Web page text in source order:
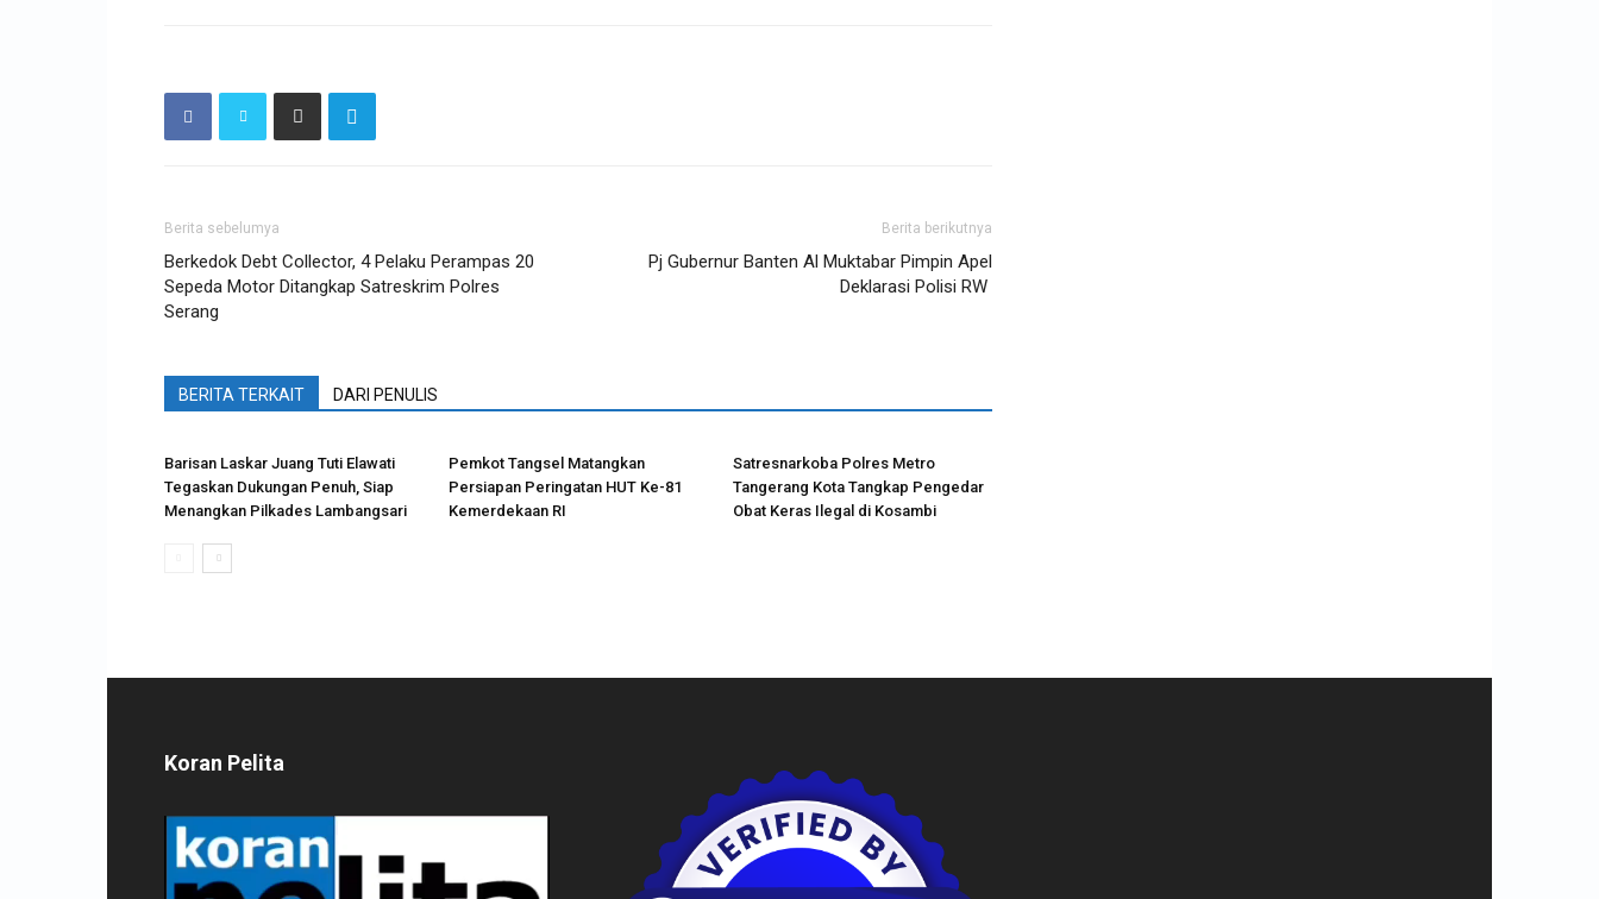
Berita sebelumya
Berkedok Debt Collector, 4 Pelaku Perampas 20
Sepeda Motor Ditangkap Satreskrim Polres
Serang
Berita berikutnya
Pj Gubernur Banten Al Muktabar Pimpin Apel
Deklarasi Polisi RW
BERITA TERKAIT DARI PENULIS
Barisan Laskar Juang Tuti Elawati
Tegaskan Dukungan Penuh, Siap
Menangkan Pilkades Lambangsari
Pemkot Tangsel Matangkan
Persiapan Peringatan HUT Ke-81
Kemerdekaan RI
Satresnarkoba Polres Metro
Tangerang Kota Tangkap Pengedar
Obat Keras Ilegal di Kosambi
Koran Pelita